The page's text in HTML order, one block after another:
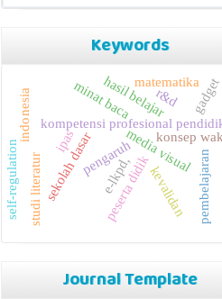
Keywords
pengaruh
kompetensi profesional
media visual
hasil belajarmatematika
konsep
sekolah dasar pembelajaran
peserta didik
studi literatur
minat baca
kevalidan
indonesia
self-regulation
gadget
ipas
e-lkpd,
r&d
Journal Template